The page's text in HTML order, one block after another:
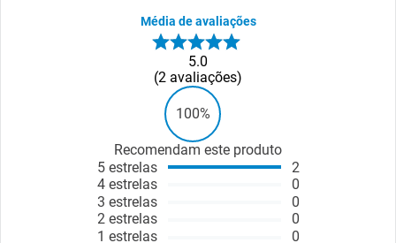
Média de avaliações
5.0
2 avaliações
100%
Recomendam este produto
5 estrelas
4 estrelas
3 estrelas
2 estrelas
1 estrelas
2
0
0
0
0